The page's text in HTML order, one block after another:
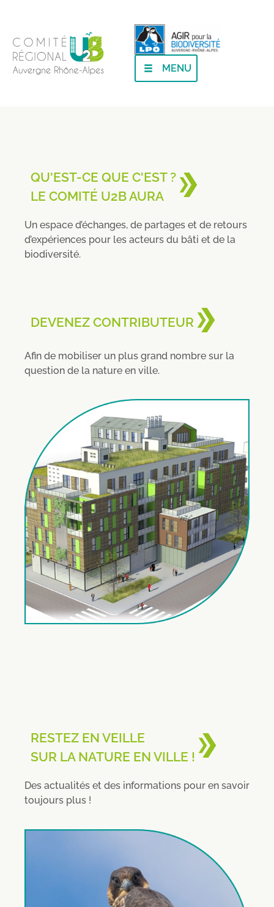
MENU
QU'EST-CE QUE C'EST ?
LE COMITÉ U2B AURA
Un espace d’échanges, de partages et de retours
d’expériences pour les acteurs du bâti et de la
biodiversité.
DEVENEZ CONTRIBUTEUR
Afin de mobiliser un plus grand nombre sur la
question de la nature en ville.
RESTEZ EN VEILLE
SUR LA NATURE EN VILLE !
Des actualités et des informations pour en savoir
toujours plus !